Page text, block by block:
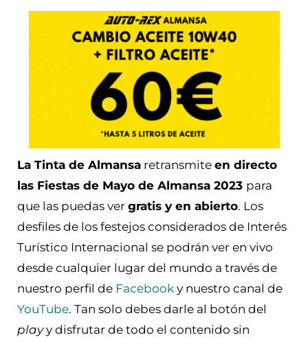
La Tinta de Almansa retransmite en directo
las Fiestas de Mayo de Almansa 2023 para
que las puedas ver gratis y en abierto. Los
desfiles de los festejos considerados de Interés
Turístico Internacional se podrán ver en vivo
desde cualquier lugar del mundo a través de
nuestro perfil de Facebook y nuestro canal de
YouTube. Tan solo debes darle al botón del
playy disfrutar de todo el contenido sin